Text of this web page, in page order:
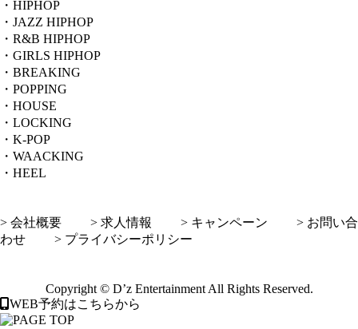
・HIPHOP
・JAZZ HIPHOP
・R&B HIPHOP
・GIRLS HIPHOP
・BREAKING
・POPPING
・HOUSE
・LOCKING
・K-POP
・WAACKING
・HEEL
> 会社概要 > 求人情報 > キャンペーン
> お問い合
わせ
> プライバシーポリシー
Copyright © D’z Entertainment All Rights Reserved.
WEB予約はこちらから